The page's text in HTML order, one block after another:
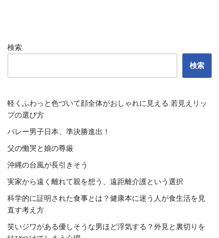
検索
検索
軽くふわっと色づいて顔全体がおしゃれに見える 若見えリッ
プの選び方
バレー男子日本、準決勝進出！
父の慟哭と娘の尊厳
沖縄の台風が長引きそう
実家から遠く離れて親を想う、遠距離介護という選択
科学的に証明された食事とは？健康本に迷う人が食生活を見
直す考え方
笑いジワがある優しそうな男ほど浮気する？外見と裏切りを